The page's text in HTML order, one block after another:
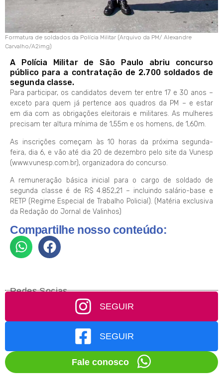
Formatura de soldados da Polícia Militar (Arquivo da PM/ Alexandre
Carvalho/A2img)
A Polícia Militar de São Paulo abriu concurso
público para a contratação de 2.700 soldados de
segunda classe.
Para participar, os candidatos devem ter entre 17 e 30 anos –
exceto para quem já pertence aos quadros da PM – e estar
em dia com as obrigações eleitorais e militares. As mulheres
precisam ter altura mínima de 1,55m e os homens, de 1,60m.
As inscrições começam às 10 horas da próxima segunda-
feira, dia 6, e vão até dia 20 de dezembro pelo site da Vunesp
(www.vunesp.com.br), organizadora do concurso.
A remuneração básica inicial para o cargo de soldado de
segunda classe é de R$ 4.852,21 – incluindo salário-base e
RETP (Regime Especial de Trabalho Policial). (Matéria exclusiva
da Redação do Jornal de Valinhos)
Compartilhe nosso conteúdo:
Redes Socias
SEGUIR
SEGUIR
Fale conosco